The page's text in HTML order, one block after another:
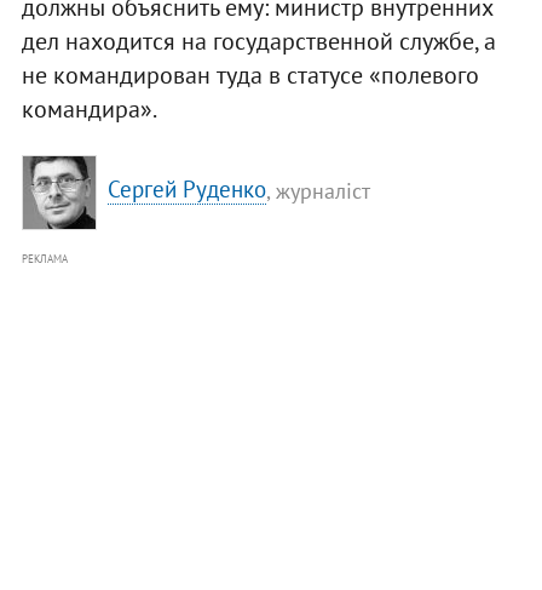
должны объяснить ему: министр внутренних
дел находится на государственной службе, а
не командирован туда в статусе «полевого
командира».
Сергей Руденко, журналіст
РЕКЛАМА